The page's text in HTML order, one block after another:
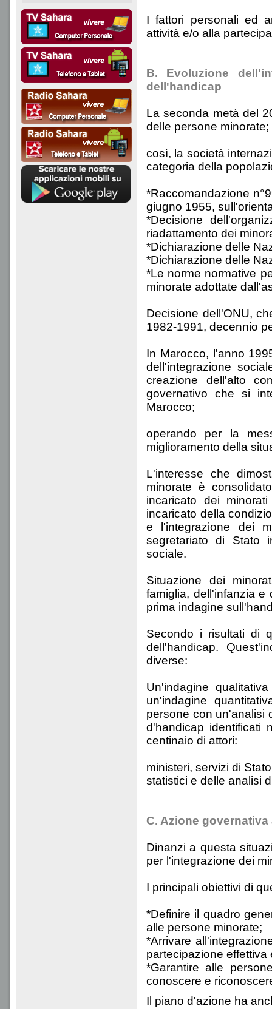
I fattori personali ed
attività e/o alla
B. Evoluzione
dell'handicap
La seconda metà del
delle persone minorate;
così, la società
categoria della
*Raccomandazione
giugno 1955,
*Decisione
riadattamento dei
*Dichiarazione delle
*Dichiarazione delle
*Le norme normative
minorate adottate
Decisione dell'ONU,
1982-1991, decennio
In Marocco, l'anno
dell'integrazione
creazione dell'alto
governativo che si
Marocco;
operando per la
miglioramento della
L'interesse che
minorate è
incaricato dei
incaricato della
e l'integrazione dei
segretariato di Stato
sociale.
Situazione dei
famiglia, dell'infanzia
prima indagine
Secondo i risultati di
dell'handicap.
diverse:
Un'indagine
un'indagine
persone con un'analisi
d'handicap identificati
centinaio di attori:
ministeri, servizi di
statistici e delle analisi
C. Azione
Dinanzi a questa
per l'integrazione dei
I principali obiettivi di
*Definire il quadro
alle persone minorate;
*Arrivare
partecipazione effettiva
*Garantire alle
conoscere e
Il piano d'azione ha